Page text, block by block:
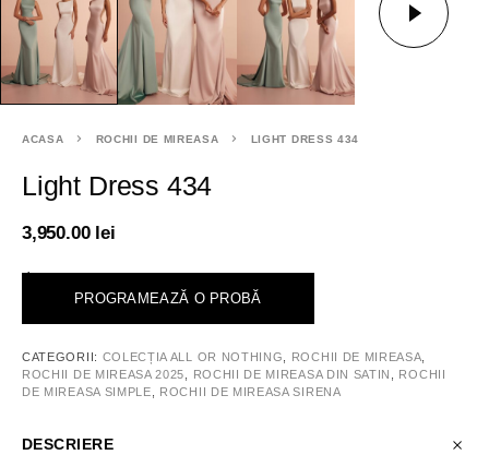
ACASA ROCHII DE MIREASA LIGHT DRESS 434
Light Dress 434
3,950.00 lei
<
PROGRAMEAZĂ O PROBĂ
CATEGORII: COLECȚIA ALL OR NOTHING ROCHII DE MIREASA
ROCHII DE MIREASA 2025
ROCHII DE MIREASA DIN SATIN
ROCHII
DE MIREASA SIMPLE
ROCHII DE MIREASA SIRENA
DESCRIERE